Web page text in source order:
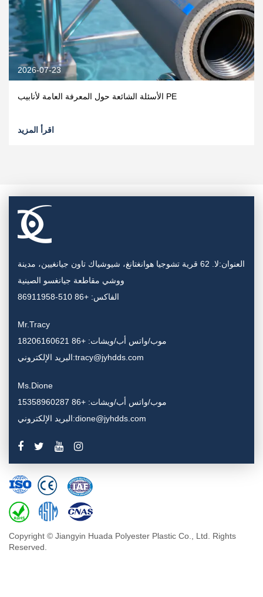
2026-07-23
الأسئلة الشائعة حول المعرفة العامة لأنابيب PE
اقرأ المزيد
العنوان:لا. 62 قرية تشوجيا هوانغتانغ، شيوشياك تاون جيانغيين، مدينة
ووشي مقاطعة جيانغسو الصينية
الفاكس: +86 510-86911958
Mr.Tracy
موب/واتس أب/ويشات: +86 18206160621
البريد الإلكتروني:tracy@jyhdds.com
Ms.Dione
موب/واتس أب/ويشات: +86 15358960287
البريد الإلكتروني:dione@jyhdds.com
Copyright © Jiangyin Huada Polyester Plastic Co., Ltd. Rights
Reserved.